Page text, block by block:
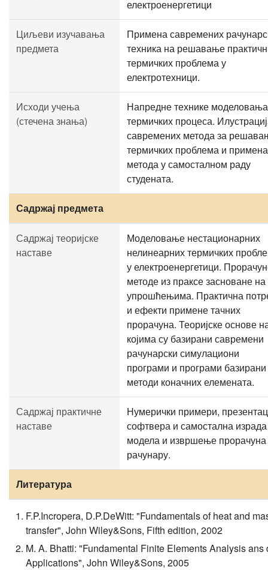
електроенергетици
Циљеви изучавања
предмета
Примена савремених
техника на решавање
термичких проблема у
електротехници.
Исходи учења
(стечена знања)
Напредне технике моделовања
термичких процеса.
савремених метода за
термичких проблема и примена
метода у самосталном раду
студената.
Садржај предмета
Садржај теоријске
наставе
Моделовање нестационарних
нелинеарних термичких
у електроенергетици.
методе из праксе засноване на
упрошћењима. Практична
и ефекти примене тачних
прорачуна. Теоријске основе
којима су базирани савремени
рачунарски симулациони
програми и програми
методи коначних елемената.
Садржај практичне
наставе
Нумерички примери,
софтвера и самостална израда
модела и извршење
рачунару.
Литература
F.P.Incropera, D.P.DeWitt: "Fundamentals of heat and
transfer", John Wiley&Sons, Fifth edition, 2002
M. A. Bhatti: "Fundamental Finite Elements Analysis ans
Applications", John Wiley&Sons, 2005